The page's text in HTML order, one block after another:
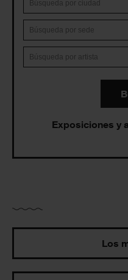
Exposiciones y
Los